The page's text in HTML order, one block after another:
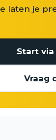
laten je
Start
Vraag